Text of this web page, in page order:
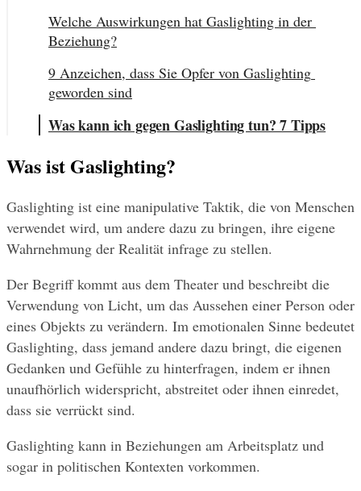
Welche Auswirkungen hat Gaslighting in der
Beziehung?
9 Anzeichen, dass Sie Opfer von Gaslighting
geworden sind
Was kann ich gegen Gaslighting tun? 7 Tipps
Was ist Gaslighting?
Gaslighting ist eine manipulative Taktik, die von Menschen
verwendet wird, um andere dazu zu bringen, ihre eigene
Wahrnehmung der Realität infrage zu stellen.
Der Begriff kommt aus dem Theater und beschreibt die
Verwendung von Licht, um das Aussehen einer Person oder
eines Objekts zu verändern. Im emotionalen Sinne bedeutet
Gaslighting, dass jemand andere dazu bringt, die eigenen
Gedanken und Gefühle zu hinterfragen, indem er ihnen
unaufhörlich widerspricht, abstreitet oder ihnen einredet,
dass sie verrückt sind.
Gaslighting kann in Beziehungen am Arbeitsplatz und
sogar in politischen Kontexten vorkommen.